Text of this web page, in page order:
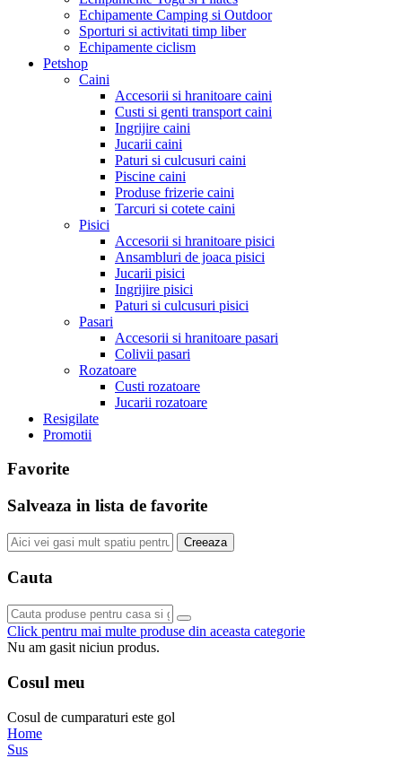
Echipamente Camping si Outdoor
Sporturi si activitati timp liber
Echipamente ciclism
Petshop
Caini
Accesorii si hranitoare caini
Custi si genti transport caini
Ingrijire caini
Jucarii caini
Paturi si culcusuri caini
Piscine caini
Produse frizerie caini
Tarcuri si cotete caini
Pisici
Accesorii si hranitoare pisici
Ansambluri de joaca pisici
Jucarii pisici
Ingrijire pisici
Paturi si culcusuri pisici
Pasari
Accesorii si hranitoare pasari
Colivii pasari
Rozatoare
Custi rozatoare
Jucarii rozatoare
Resigilate
Promotii
Favorite
Salveaza in lista de favorite
Creeaza
Cauta
Click pentru mai multe produse din aceasta categorie
Nu am gasit niciun produs.
Cosul meu
Cosul de cumparaturi este gol
Home
Sus